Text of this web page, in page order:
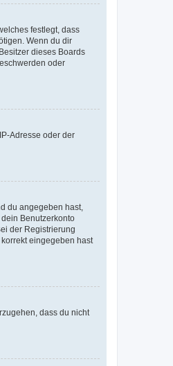
festlegt, dass
Wenn du dir
dieses Boards
oder
Adresse oder der
du angegeben hast,
Benutzerkonto
der Registrierung
eingegeben hast
dass du nicht